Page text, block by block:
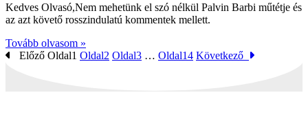
Kedves Olvasó,Nem mehetünk el szó nélkül Palvin Barbi műtétje és
az azt követő rosszindulatú kommentek mellett.
Tovább olvasom »
Előző Oldal1 Oldal2 Oldal3 … Oldal14 Következő